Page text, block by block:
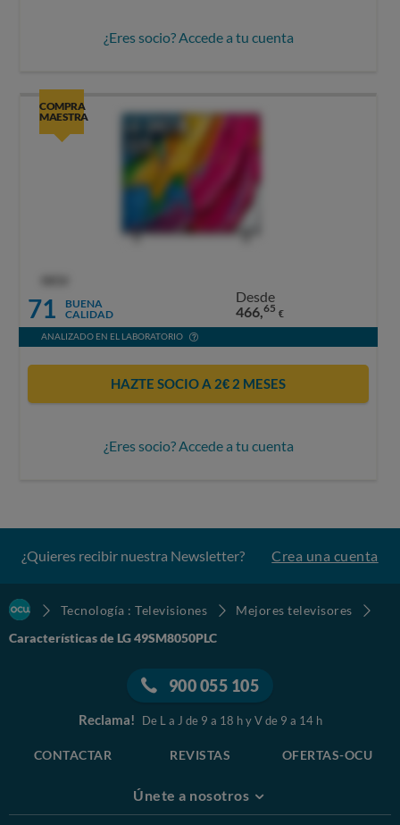
¿Eres socio? Accede a tu cuenta
COMPRA
MAESTRA
71
BUENA
CALIDAD
Desde
466,65 €
ANALIZADO EN EL LABORATORIO
HAZTE SOCIO A 2€ 2 MESES
¿Eres socio? Accede a tu cuenta
¿Quieres recibir nuestra Newsletter? Crea una cuenta
Tecnología : Televisiones
Mejores televisores
Características de LG 49SM8050PLC
900 055 105
Reclama! De L a J de 9 a 18 h y V de 9 a 14 h
CONTACTAR REVISTAS OFERTAS-OCU
Únete a nosotros